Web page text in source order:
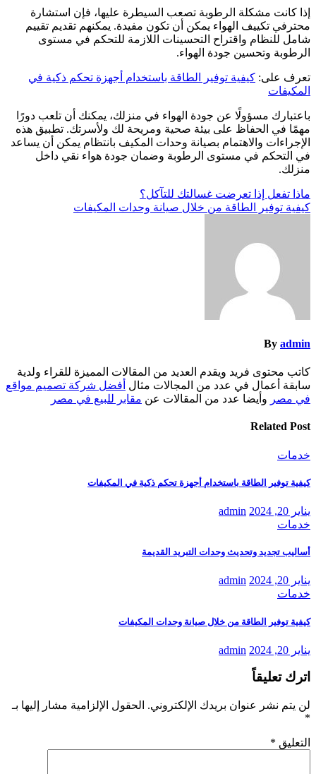
إذا كانت مشكلة الرطوبة تصعب السيطرة عليها، فإن استشارة
محترفي تكييف الهواء يمكن أن تكون مفيدة. يمكنهم تقديم تقييم
شامل للنظام واقتراح التحسينات اللازمة للتحكم في مستوى
الرطوبة وتحسين جودة الهواء.
تعرف على: كيفية توفير الطاقة باستخدام أجهزة تحكم ذكية في
المكيفات
باعتبارك مسؤولًا عن جودة الهواء في منزلك، يمكنك أن تلعب دورًا
مهمًا في الحفاظ على بيئة صحية ومريحة لك ولأسرتك. تطبيق هذه
الإجراءات والاهتمام بصيانة وحدات المكيف بانتظام يمكن أن يساعد
في التحكم في مستوى الرطوبة وضمان جودة هواء نقي داخل
منزلك.
تصفّح
المقالات
ماذا تفعل إذا تعرضت غسالتك للتآكل؟
كيفية توفير الطاقة من خلال صيانة وحدات المكيفات
By admin
كاتب محتوى فريد ويقدم العديد من المقالات المميزة للقراء ولدية
سابقة أعمال في عدد من المجالات مثال أفضل شركة تصميم مواقع
في مصر وأيضا عدد من المقالات عن مقابر للبيع في مصر
Related Post
خدمات
كيفية توفير الطاقة باستخدام أجهزة تحكم ذكية في المكيفات
يناير 20, 2024
admin
خدمات
أساليب تجديد وتحديث وحدات التبريد القديمة
يناير 20, 2024
admin
خدمات
كيفية توفير الطاقة من خلال صيانة وحدات المكيفات
يناير 20, 2024 admin
اترك تعليقاً
لن يتم نشر عنوان بريدك الإلكتروني. الحقول الإلزامية مشار إليها بـ
*
التعليق *